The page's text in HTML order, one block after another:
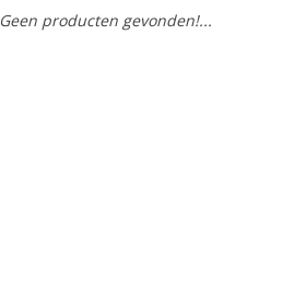
Geen producten gevonden!...